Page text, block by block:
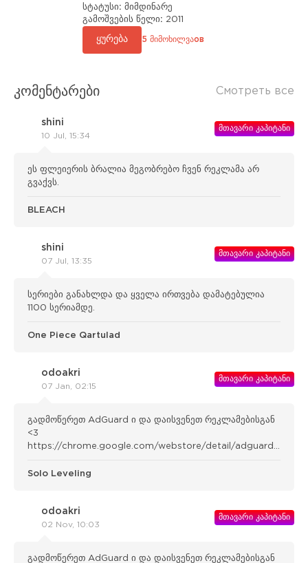
სტატუსი: მიმდინარე
გამოშვების წელი: 2011
ყურება 5 მიმოხილვაов
კომენტარები Смотреть все
shini
10 Jul, 15:34
მთავარი კაპიტანი
ეს ფლეიერის ბრალია მეგობრებო ჩვენ რეკლამა არ
გვაქვს.
BLEACH
shini
07 Jul, 13:35
მთავარი კაპიტანი
სერიები განახლდა და ყველა ირთვება დამატებულია
1100 სერიამდე.
One Piece Qartulad
odoakri
07 Jan, 02:15
მთავარი კაპიტანი
გადმოწერეთ AdGuard ი და დაისვენეთ რეკლამებისგან
<3
https://chrome.google.com/webstore/detail/adguard-
Solo Leveling
odoakri
02 Nov, 10:03
მთავარი კაპიტანი
გადმოწერეთ AdGuard ი და დაისვენეთ რეკლამებისგან